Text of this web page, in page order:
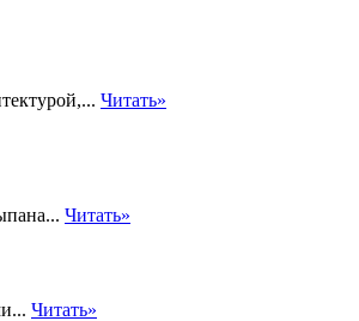
Читать»
Читать»
Читать»